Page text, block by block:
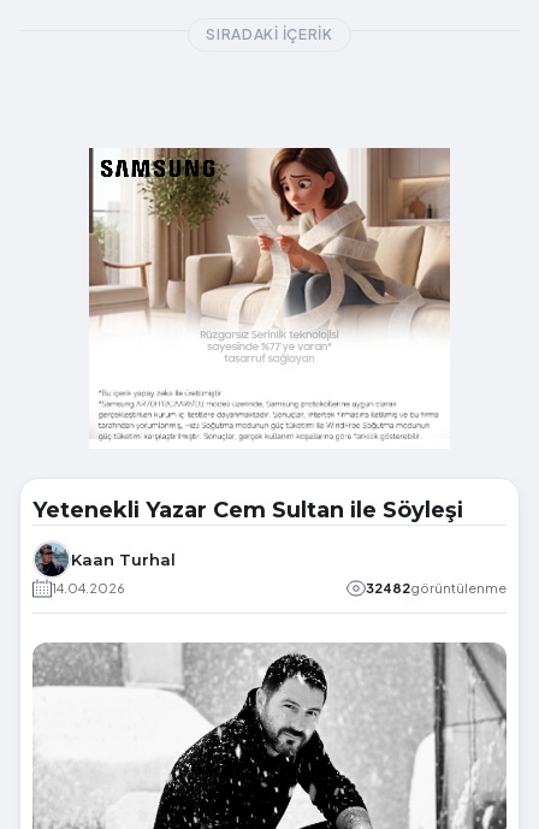
SIRADAKI İÇERIK
Yetenekli Yazar Cem Sultan ile Söyleşi
Kaan Turhal
14.04.2026 32482görüntülenme